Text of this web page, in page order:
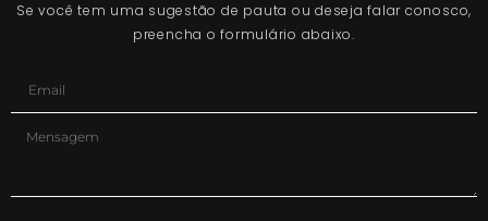
Se você tem uma sugestão de pauta ou deseja falar conosco,
preencha o formulário abaixo.